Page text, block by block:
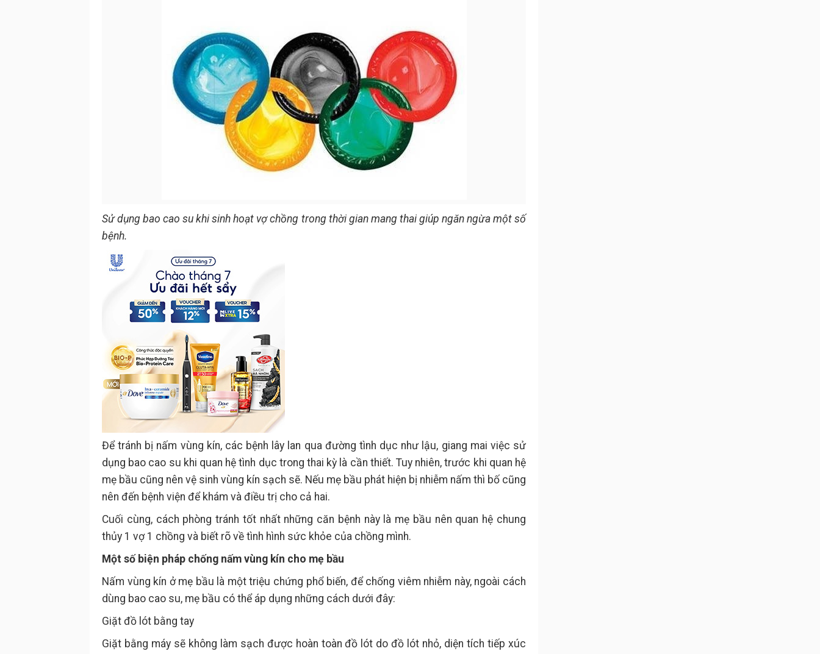
Sử dụng bao cao su khi sinh hoạt vợ chồng trong thời gian mang thai giúp ngăn ngừa một số
bệnh.
Để tránh bị nấm vùng kín, các bệnh lây lan qua đường tình dục như lậu, giang mai việc sử
dụng bao cao su khi quan hệ tình dục trong thai kỳ là cần thiết. Tuy nhiên, trước khi quan hệ
mẹ bầu cũng nên vệ sinh vùng kín sạch sẽ. Nếu mẹ bầu phát hiện bị nhiễm nấm thì bố cũng
nên đến bệnh viện để khám và điều trị cho cả hai.
Cuối cùng, cách phòng tránh tốt nhất những căn bệnh này là mẹ bầu nên quan hệ chung
thủy 1 vợ 1 chồng và biết rõ về tình hình sức khỏe của chồng mình.
Một số biện pháp chống nấm vùng kín cho mẹ bầu
Nấm vùng kín ở mẹ bầu là một triệu chứng phổ biến, để chống viêm nhiễm này, ngoài cách
dùng bao cao su, mẹ bầu có thể áp dụng những cách dưới đây:
Giặt đồ lót bằng tay
Giặt bằng máy sẽ không làm sạch được hoàn toàn đồ lót do đồ lót nhỏ, diện tích tiếp xúc